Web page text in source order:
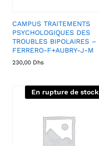
CAMPUS TRAITEMENTS
PSYCHOLOGIQUES DES
TROUBLES BIPOLAIRES –
FERRERO-F+AUBRY-J-M
230,00 Dhs
En rupture de stock